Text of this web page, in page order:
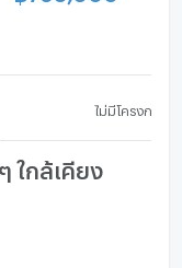
มะม่วง ลำไย ส้มโอ
ไม่มีโครงการ
ใกล้เคียง